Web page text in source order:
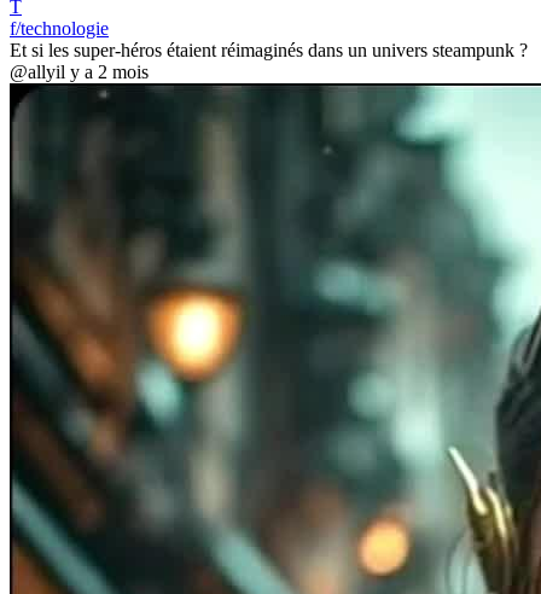
T
f/technologie
Et si les super-héros étaient réimaginés dans un univers steampunk ?
@allyil y a 2 mois